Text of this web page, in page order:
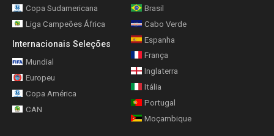
Copa Sudamericana
Liga Campeões África
Internacionais Seleções
Mundial
Europeu
Copa América
CAN
Brasil
Cabo Verde
Espanha
França
Inglaterra
Itália
Portugal
Moçambique